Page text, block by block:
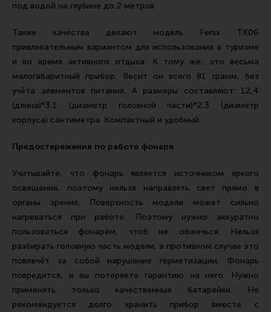
под водой на глубине до 2 метров.
Такие качества делают модель Fenix TK06
привлекательным вариантом для использования в туризме
и во время активного отдыха. К тому же, это весьма
малогабаритный прибор. Весит он всего 81 грамм, без
учёта элементов питания. А размеры составляют: 12,4
(длина)*3,1 (диаметр головной части)*2,3 (диаметр
корпуса) сантиметра. Компактный и удобный.
Предостережения по работе фонаря
Учитывайте, что фонарь является источником яркого
освещения, поэтому нельзя направлять свет прямо в
органы зрения. Поверхность модели может сильно
нагреваться при работе. Поэтому нужно аккуратно
пользоваться фонарём, чтоб не обжечься. Нельзя
разбирать головную часть модели, в противном случае это
повлечёт за собой нарушение герметизации. Фонарь
повредится, и вы потеряете гарантию на него. Нужно
применять только качественные батарейки. Не
рекомендуется долго хранить прибор вместе с